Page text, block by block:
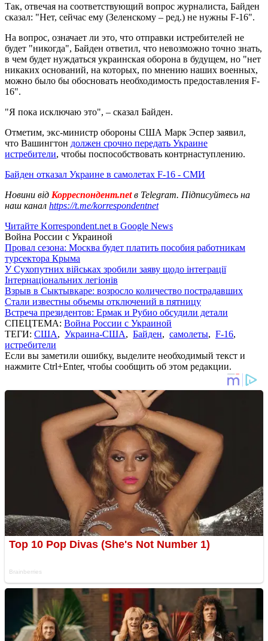
Так, отвечая на соответствующий вопрос журналиста, Байден
сказал: "Нет, сейчас ему (Зеленскому – ред.) не нужны F-16".
На вопрос, означает ли это, что отправки истребителей не
будет "никогда", Байден ответил, что невозможно точно знать,
в чем будет нуждаться украинская оборона в будущем, но "нет
никаких оснований, на которых, по мнению наших военных,
можно было бы обосновать необходимость предоставления F-
16".
"Я пока исключаю это", – сказал Байден.
Отметим, экс-министр обороны США Марк Эспер заявил,
что Вашингтон должен срочно передать Украине
истребители, чтобы поспособствовать контрнаступлению.
Байден отказал Украине в самолетах F-16 - СМИ
Новини від Корреспондент.netв Telegram. Підписуйтесь на
наш канал https://t.me/korrespondentnet
Читайте Korrespondent.net в Google News
Война России с Украиной
Провал сезона: Москва будет платить пособия работникам
турсектора Крыма
У Сухопутних військах зробили заяву щодо інтеграції
Інтернаціональних легіонів
Взрыв в Сыктывкаре: возросло количество пострадавших
Стали известны объемы отключений в пятницу
Встреча президентов: Ермак и Рубио обсудили детали
СПЕЦТЕМА: Война России с Украиной
ТЕГИ: США, Украина-США, Байден, самолеты, F-16,
истребители
Если вы заметили ошибку, выделите необходимый текст и
нажмите Ctrl+Enter, чтобы сообщить об этом редакции.